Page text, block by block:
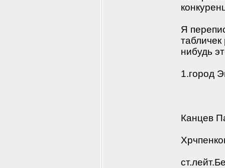
Я
нибудь
1.город
Канцев